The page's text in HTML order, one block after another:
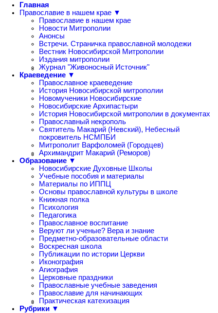
Главная
Православие в нашем крае ▼
Православие в нашем крае
Новости Митрополии
Анонсы
Встречи. Страничка православной молодежи
Вестник Новосибирской Митрополии
Издания митрополии
Журнал "Живоносный Источник"
Краеведение ▼
Православное краеведение
История Новосибирской митрополии
Новомученики Новосибирские
Новосибирские Архипастыри
История Новосибирской митрополии в документах
Православный некрополь
Святитель Макарий (Невский), Небесный
покровитель НСМПБИ
Митрополит Варфоломей (Городцев)
Архимандрит Макарий (Реморов)
Образование ▼
Новосибирские Духовные Школы
Учебные пособия и материалы
Материалы по ИППЦ
Основы православной культуры в школе
Книжная полка
Психология
Педагогика
Православное воспитание
Веруют ли ученые? Вера и знание
Предметно-образовательные области
Воскресная школа
Публикации по истории Церкви
Иконография
Агиография
Церковные праздники
Православные учебные заведения
Православие для начинающих
Практическая катехизация
Рубрики ▼